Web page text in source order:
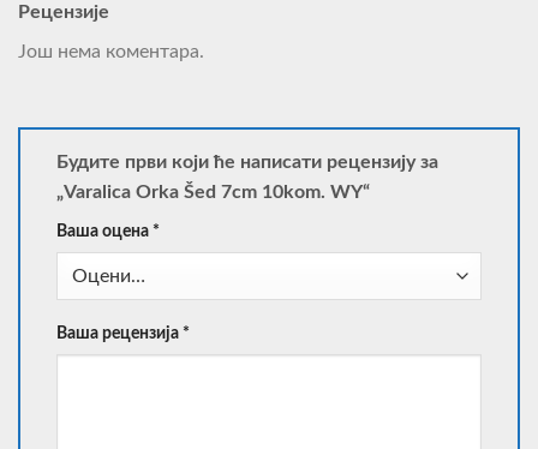
Рецензије
Још нема коментара.
Будите први који ће написати рецензију за
„Varalica Orka Šed 7cm 10kom. WY“
Ваша оцена *
Ваша рецензија *